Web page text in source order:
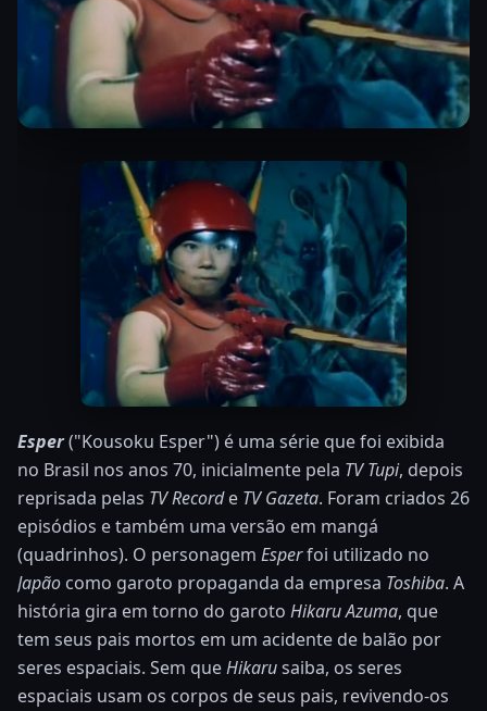
Esper("Kousoku Esper") é uma série que foi exibida
no Brasil nos anos 70, inicialmente pela TV Tupi, depois
reprisada pelas TV Recorde TV Gazeta. Foram criados 26
episódios e também uma versão em mangá
(quadrinhos). O personagem Esperfoi utilizado no
Japão como garoto propaganda da empresa Toshiba. A
história gira em torno do garoto Hikaru Azuma, que
tem seus pais mortos em um acidente de balão por
seres espaciais. Sem queHikarusaiba, os seres
espaciais usam os corpos de seus pais, revivendo-os